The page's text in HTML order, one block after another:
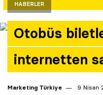
HABERLER
Otobüs
internetten
Marketing Türkiye 9 Nisan
Yazarlar
Araştırma